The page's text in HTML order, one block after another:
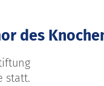
des
statt.